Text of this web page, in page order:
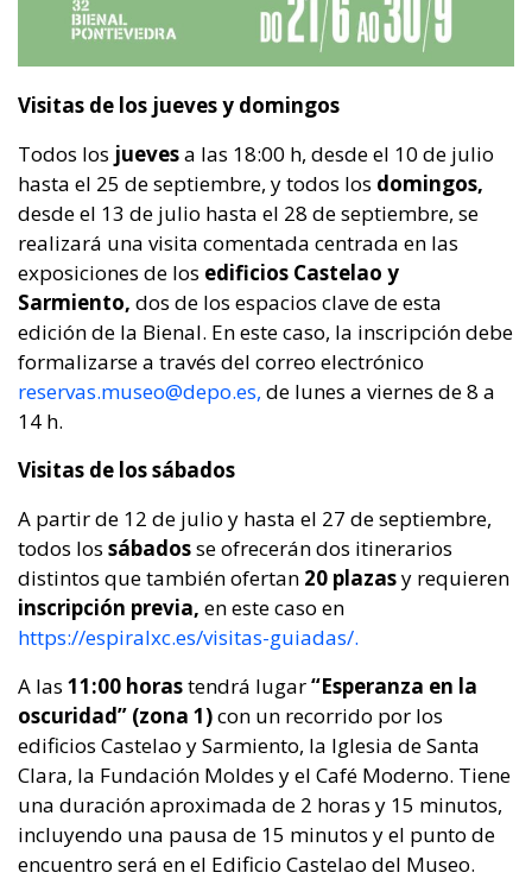
Visitas de los jueves y domingos
Todos los juevesa las 18:00 h, desde el 10 de julio
hasta el 25 de septiembre, y todos los domingos,
desde el 13 de julio hasta el 28 de septiembre, se
realizará una visita comentada centrada en las
exposiciones de los edificios Castelao y
Sarmiento, dos de los espacios clave de esta
edición de la Bienal. En este caso, la inscripción debe
formalizarse a través del correo electrónico
reservas.museo@depo.es, de lunes a viernes de 8 a
14 h.
Visitas de los sábados
A partir de 12 de julio y hasta el 27 de septiembre,
todos los sábadosse ofrecerán dos itinerarios
distintos que también ofertan 20 plazasy requieren
inscripción previa, en este caso en
https://espiralxc.es/visitas-guiadas/.
A las 11:00 horastendrá lugar“Esperanza en la
oscuridad” (zona 1)con un recorrido por los
edificios Castelao y Sarmiento, la Iglesia de Santa
Clara, la Fundación Moldes y el Café Moderno. Tiene
una duración aproximada de 2 horas y 15 minutos,
incluyendo una pausa de 15 minutos y el punto de
encuentro será en el Edificio Castelao del Museo.